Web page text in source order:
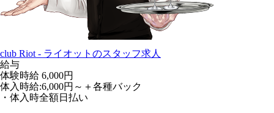
club Riot - ライオットのスタッフ求人
給与
体験時給 6,000円
体入時給:6,000円～＋各種バック
・体入時全額日払い